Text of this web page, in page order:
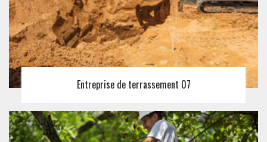
Entreprise de terrassement 07